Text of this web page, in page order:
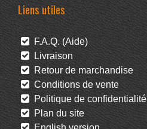
Liens utiles
F.A.Q. (Aide)
Livraison
Retour de marchandise
Conditions de vente
Politique de confidentialité
Plan du site